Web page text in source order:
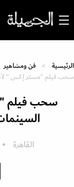
الرئيسية فن ومشاهير
سحب فيلم "مستر إكس "
سحب فيلم
القاهرة